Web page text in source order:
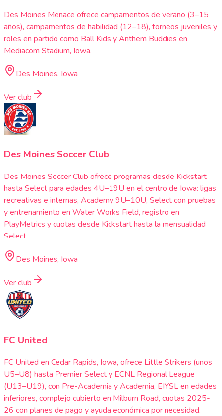
Des Moines Menace ofrece campamentos de verano (3–15
años), campamentos de habilidad (12–18), torneos juveniles y
roles en partido como Ball Kids y Anthem Buddies en
Mediacom Stadium, Iowa.
Des Moines, Iowa
Ver club
Des Moines Soccer Club
Des Moines Soccer Club ofrece programas desde Kickstart
hasta Select para edades 4U–19U en el centro de Iowa: ligas
recreativas e internas, Academy 9U–10U, Select con pruebas
y entrenamiento en Water Works Field, registro en
PlayMetrics y cuotas desde Kickstart hasta la mensualidad
Select.
Des Moines, Iowa
Ver club
FC United
FC United en Cedar Rapids, Iowa, ofrece Little Strikers (unos
U5–U8) hasta Premier Select y ECNL Regional League
(U13–U19), con Pre-Academia y Academia, EIYSL en edades
inferiores, complejo cubierto en Milburn Road, cuotas 2025-
26 con planes de pago y ayuda económica por necesidad.